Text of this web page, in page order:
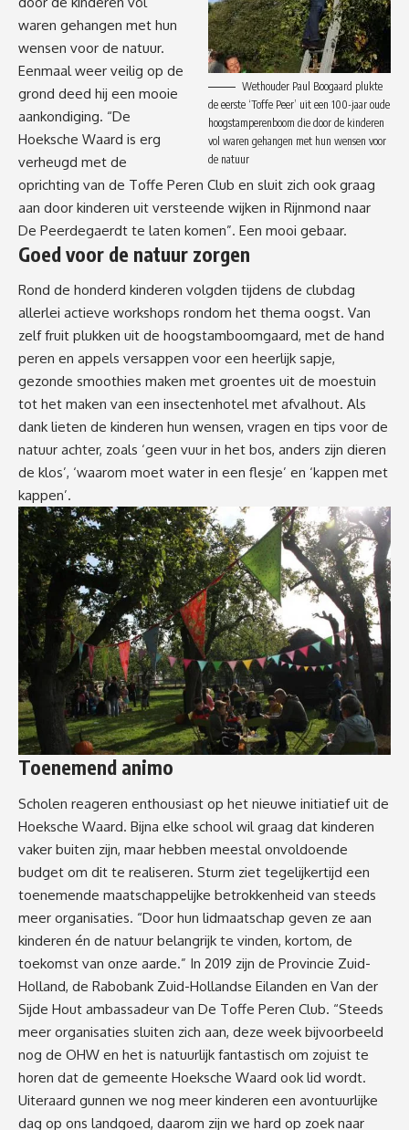
Wethouder Paul Boogaard plukte
de eerste ‘Toffe Peer’ uit een 100-jaar oude
hoogstamperenboom die door de kinderen
vol waren gehangen met hun wensen voor
de natuur
waren gehangen met hun
wensen voor de natuur.
Eenmaal weer veilig op de
grond deed hij een mooie
aankondiging. “De
Hoeksche Waard is erg
verheugd met de
oprichting van de Toffe Peren Club en sluit zich ook graag
aan door kinderen uit versteende wijken in Rijnmond naar
De Peerdegaerdt te laten komen”. Een mooi gebaar.
Goed voor de natuur zorgen
Rond de honderd kinderen volgden tijdens de clubdag
allerlei actieve workshops rondom het thema oogst. Van
zelf fruit plukken uit de hoogstamboomgaard, met de hand
peren en appels versappen voor een heerlijk sapje,
gezonde smoothies maken met groentes uit de moestuin
tot het maken van een insectenhotel met afvalhout. Als
dank lieten de kinderen hun wensen, vragen en tips voor de
natuur achter, zoals ‘geen vuur in het bos, anders zijn dieren
de klos’, ‘waarom moet water in een flesje’ en ‘kappen met
kappen’.
Toenemend animo
Scholen reageren enthousiast op het nieuwe initiatief uit de
Hoeksche Waard. Bijna elke school wil graag dat kinderen
vaker buiten zijn, maar hebben meestal onvoldoende
budget om dit te realiseren. Sturm ziet tegelijkertijd een
toenemende maatschappelijke betrokkenheid van steeds
meer organisaties. “Door hun lidmaatschap geven ze aan
kinderen én de natuur belangrijk te vinden, kortom, de
toekomst van onze aarde.” In 2019 zijn de Provincie Zuid-
Holland, de Rabobank Zuid-Hollandse Eilanden en Van der
Sijde Hout ambassadeur van De Toffe Peren Club. “Steeds
meer organisaties sluiten zich aan, deze week bijvoorbeeld
nog de OHW en het is natuurlijk fantastisch om zojuist te
horen dat de gemeente Hoeksche Waard ook lid wordt.
Uiteraard gunnen we nog meer kinderen een avontuurlijke
dag op ons landgoed, daarom zijn we hard op zoek naar